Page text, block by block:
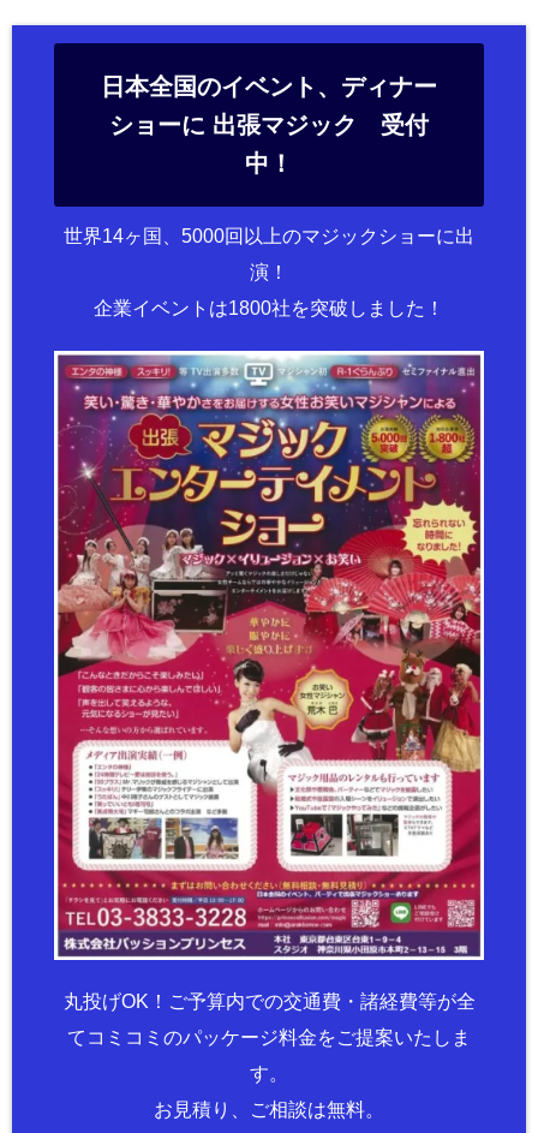
日本全国のイベント、ディナー
ショーに 出張マジック 受付
中！
世界14ヶ国、5000回以上のマジックショーに出
演！
企業イベントは1800社を突破しました！
丸投げOK！ご予算内での交通費・諸経費等が全
てコミコミのパッケージ料金をご提案いたしま
す。
お見積り、ご相談は無料。